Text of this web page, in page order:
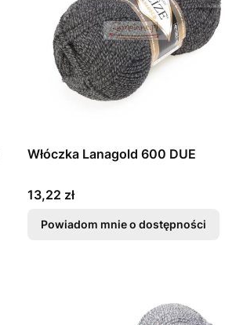
Włóczka Lanagold 600 DUE
Cena
13,22 zł
Powiadom mnie o dostępności